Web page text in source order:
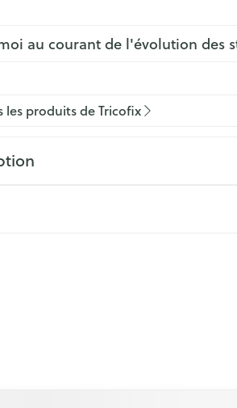
au courant de l'évolution des
les produits de Tricofix